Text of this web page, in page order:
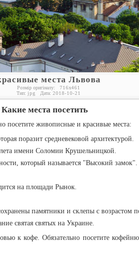
места Львова
Розмір оригіналу: 716x461
Тип: jpg Дата: 2018-10-21
места посетить
посетите живописные и красивые места:
поразит средневековой архитектурой.
имени Соломии Крушельницкой.
который называется "Высокий замок".
на площади Рынок.
памятники и склепы с возрастом
святая святых на Украине.
к кофе. Обязательно посетите